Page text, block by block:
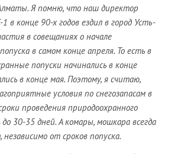
Я помню, что наш директор
в конце 90-х годов ездил в город Усть-
в совещаниях о начале
в самом конце апреля. То есть в
попуски начинались в конце
в конце мая. Поэтому, я считаю,
условия по снегозапасам в
проведения природоохранного
30-35 дней. А комары, мошкара всегда
от сроков попуска.